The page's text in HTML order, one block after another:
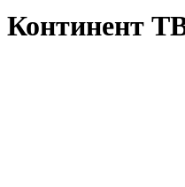
Континент